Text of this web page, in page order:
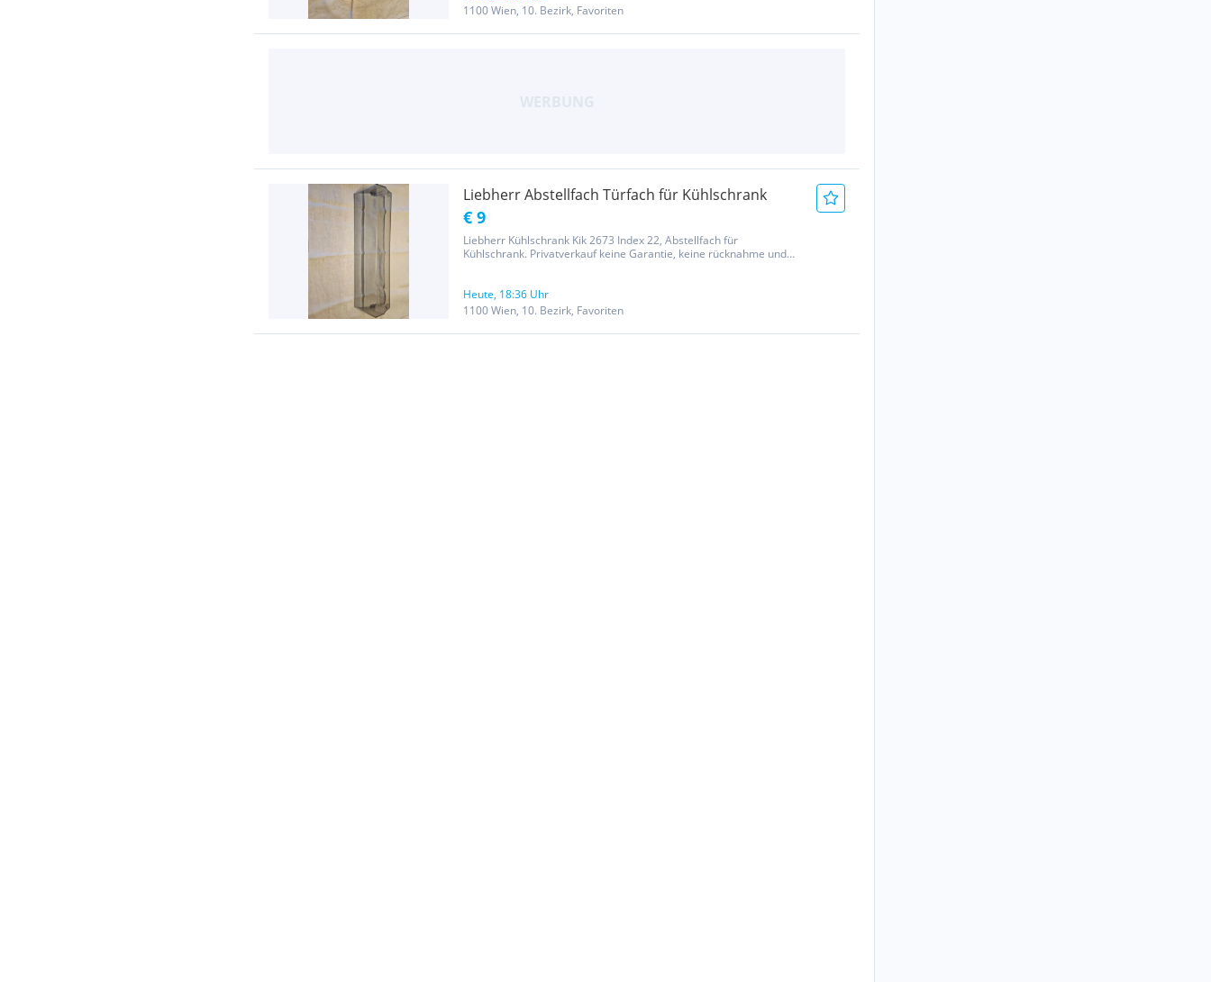
1100 Wien, 10. Bezirk, Favoriten
Liebherr Abstellfach Türfach für Kühlschrank
€ 9
Liebherr Kühlschrank Kik 2673 Index 22, Abstellfach für
Kühlschrank. Privatverkauf keine Garantie, keine rücknahme und
Heute, 18:36 Uhr
1100 Wien, 10. Bezirk, Favoriten